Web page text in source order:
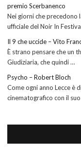
premio Scerbanenco
Nei giorni che precedono
ufficiale del Noir In
Il 9 che uccide – Vito
È strano pensare che un
Giudiziaria, che quindi …
Psycho – Robert Bloch
Come ogni anno Lecce è
cinematografico con il